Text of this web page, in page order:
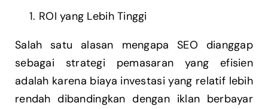
ROI yang Lebih Tinggi
Salah satu alasan mengapa SEO dianggap
sebagai strategi pemasaran yang efisien
adalah karena biaya investasi yang relatif lebih
rendah dibandingkan dengan iklan berbayar